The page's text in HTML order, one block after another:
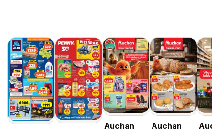
Auchan
Auchan